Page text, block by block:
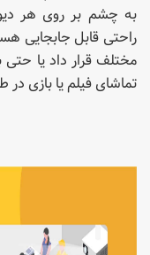
به چشم بر روی هر
راحتی قابل جابجایی
مختلف قرار داد یا حتی
تماشای فیلم یا بازی در